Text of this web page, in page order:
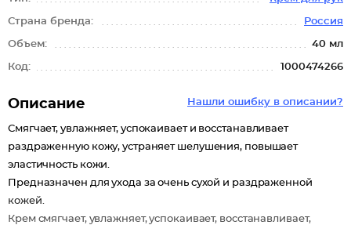
Страна бренда: Россия
Объем: 40 мл
Код: 1000474266
Нашли ошибку в описании?
Описание
Смягчает, увлажняет, успокаивает и восстанавливает
раздраженную кожу, устраняет шелушения, повышает
эластичность кожи.
Предназначен для ухода за очень сухой и раздраженной
кожей.
Крем смягчает, увлажняет, успокаивает, восстанавливает,